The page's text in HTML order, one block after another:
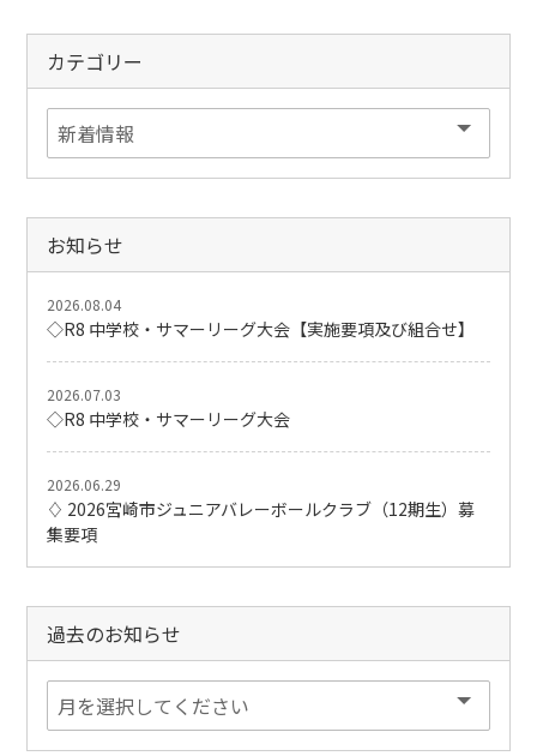
カテゴリー
お知らせ
2026.08.04
◇R8 中学校・サマーリーグ大会【実施要項及び組合せ】
2026.07.03
◇R8 中学校・サマーリーグ大会
2026.06.29
♢ 2026宮崎市ジュニアバレーボールクラブ（12期生）募
集要項
過去のお知らせ